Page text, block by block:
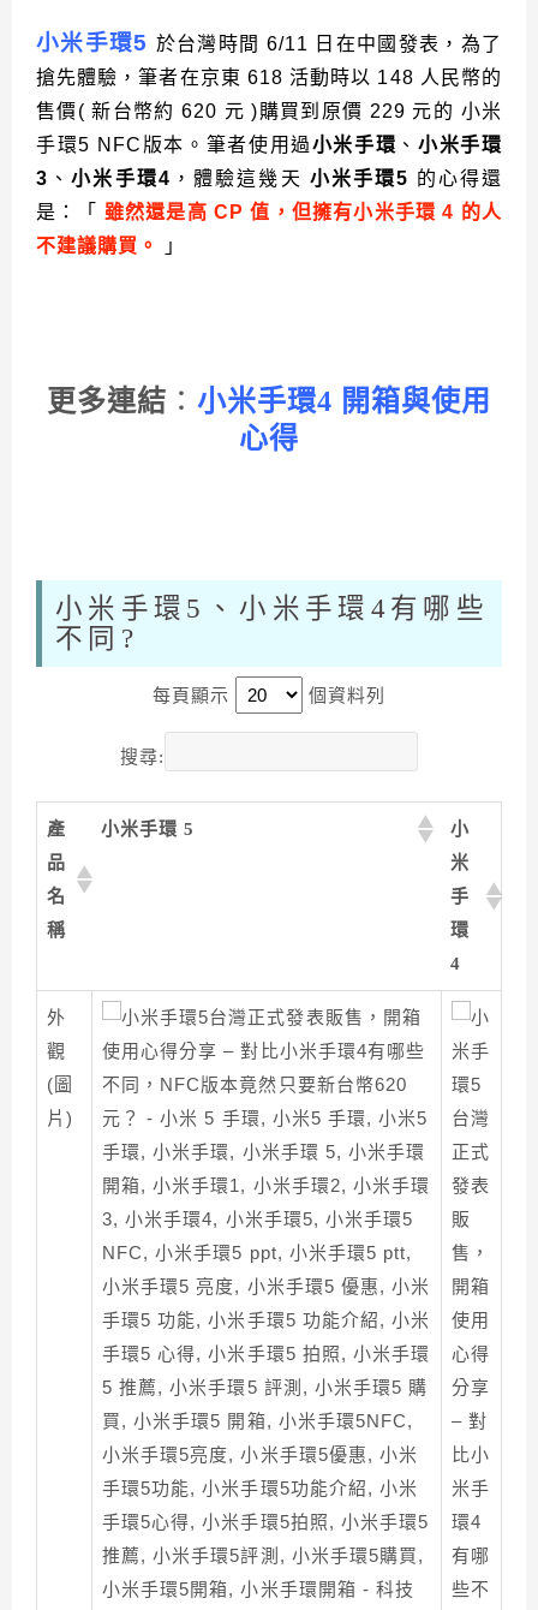
小米手環5 於台灣時間 6/11 日在中國發表，為了
搶先體驗，筆者在京東 618 活動時以 148 人民幣的
售價( 新台幣約 620 元 )購買到原價 229 元的 小米
手環5 NFC版本。筆者使用過小米手環 、小米手環
3 、小米手環4 ，體驗這幾天 小米手環5 的心得還
是：「
雖然還是高 CP 值，但擁有小米手環 4 的人
不建議購買。
」
更多連結 ： 小米手環4 開箱與使用
心得
小米手環5、小米手環4有哪些
不同?
每頁顯示 個資料列
搜尋:
產
品
名
稱
小米手環 5
小
米
手
環
4
外
觀
(圖
片)